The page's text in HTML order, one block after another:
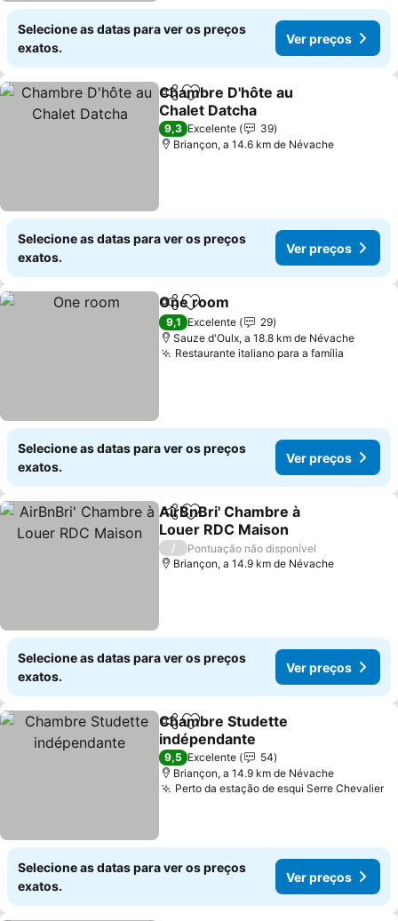
Selecione as datas para ver os preços
exatos.
Ver preços
PartilharAdicionar aos favoritos
Chambre D'hôte au
Chalet Datcha
9,3 Excelente
39
Briançon, a 14.6 km de Névache
Selecione as datas para ver os preços
exatos.
Ver preços
PartilharAdicionar aos favoritos
One room
9,1 Excelente
29
Sauze d'Oulx, a 18.8 km de Névache
Restaurante italiano para a família
Selecione as datas para ver os preços
exatos.
Ver preços
PartilharAdicionar aos favoritos
AirBnBri' Chambre à
Louer RDC Maison
/
Pontuação não disponível
Briançon, a 14.9 km de Névache
Selecione as datas para ver os preços
exatos.
Ver preços
PartilharAdicionar aos favoritos
Chambre Studette
indépendante
9,5 Excelente
54
Briançon, a 14.9 km de Névache
Perto da estação de esqui Serre Chevalier
Selecione as datas para ver os preços
exatos.
Ver preços